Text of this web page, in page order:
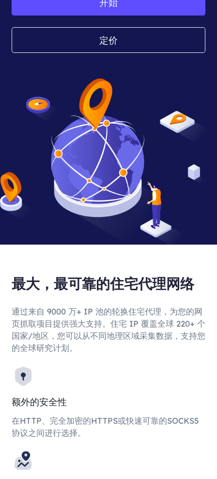
开始
定价
最大，最可靠的住宅代理网络
通过来自 9000 万+ IP 池的轮换住宅代理，为您的网
页抓取项目提供强大支持。住宅 IP 覆盖全球 220+ 个
国家/地区，您可以从不同地理区域采集数据，支持您
的全球研究计划。
额外的安全性
在HTTP、完全加密的HTTPS或快速可靠的SOCKS5
协议之间进行选择。